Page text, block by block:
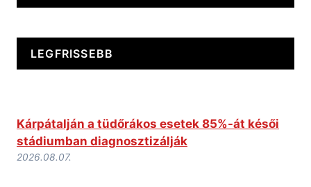
LEGFRISSEBB
Kárpátalján a tüdőrákos esetek 85%-át késői
stádiumban diagnosztizálják
2026.08.07.